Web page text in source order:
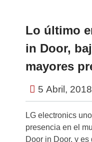
Lo último
in Door,
mayores
5 Abril, 2018
LG electronics
presencia en el
Door in Door, y